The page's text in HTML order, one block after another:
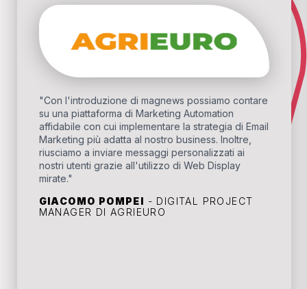
"Con l'introduzione di magnews possiamo contare
su una piattaforma di Marketing Automation
affidabile con cui implementare la strategia di Email
Marketing più adatta al nostro business. Inoltre,
riusciamo a inviare messaggi personalizzati ai
nostri utenti grazie all'utilizzo di Web Display
mirate."
GIACOMO POMPEI - DIGITAL PROJECT
MANAGER DI AGRIEURO